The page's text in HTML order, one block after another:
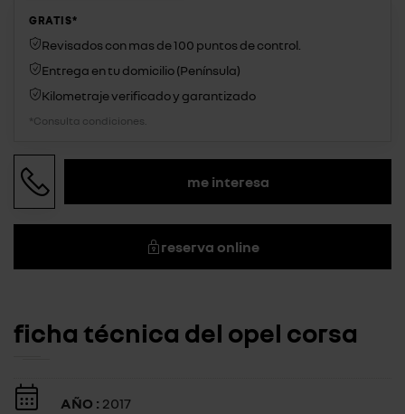
GRATIS*
Revisados con mas de 100 puntos de control.
Entrega en tu domicilio (Península)
Kilometraje verificado y garantizado
*Consulta condiciones.
me interesa
reserva online
ficha técnica del opel corsa
AÑO : 2017